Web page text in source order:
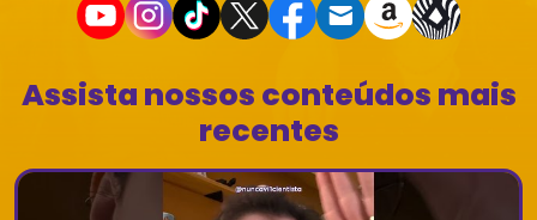
Assista nossos conteúdos mais
recentes